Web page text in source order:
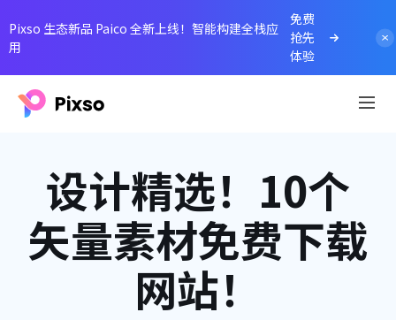
Pixso 生态新品 Paico 全新上线！智能构建全栈应
用
免费
抢先
体验
设计精选！10个
矢量素材免费下载
网站！